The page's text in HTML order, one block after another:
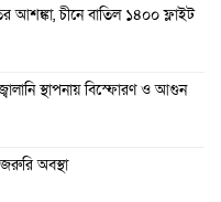
চীনে বাতিল ১৪০০ ফ্লাইট
স্থাপনায় বিস্ফোরণ ও আগুন
জরুরি অবস্থা